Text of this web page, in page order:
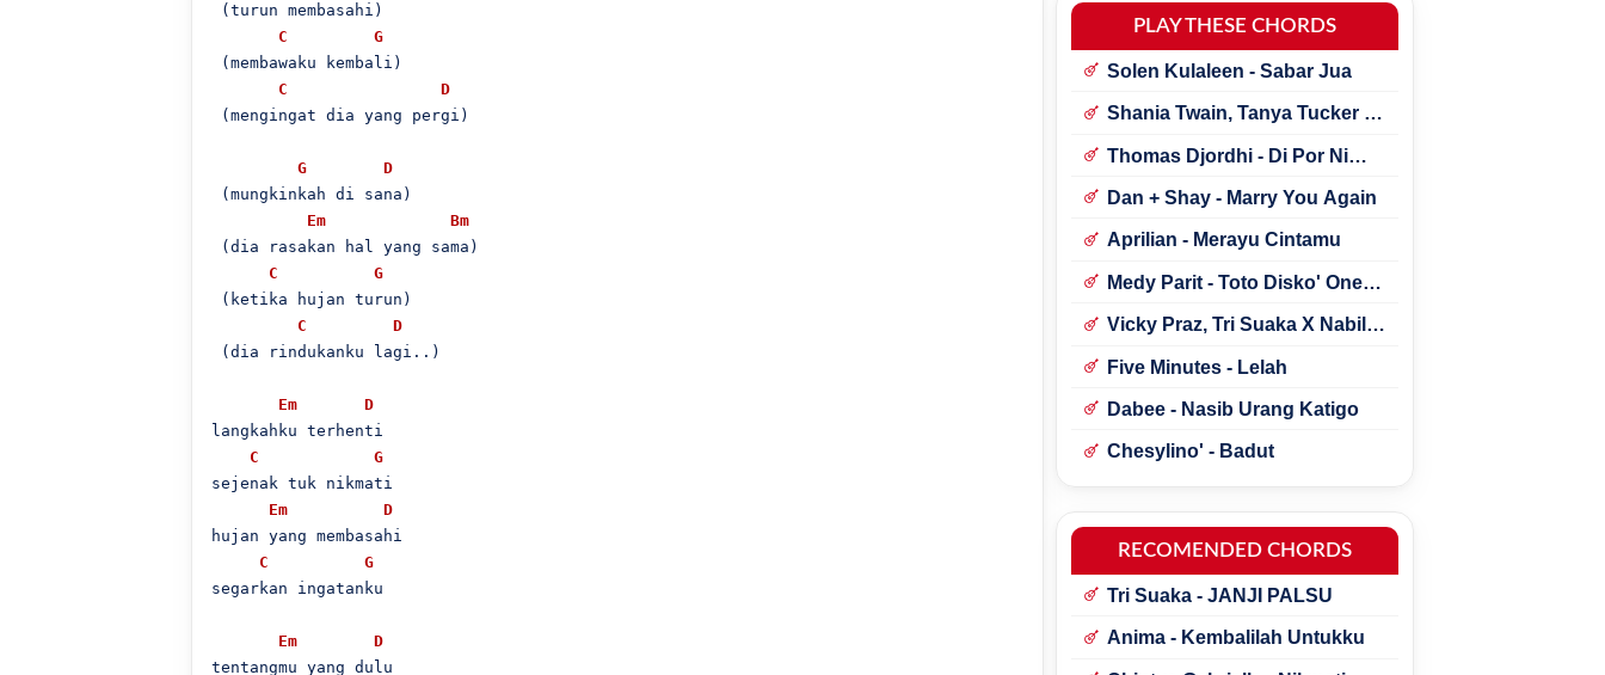
(turun membasahi)
C
G
(membawaku kembali)
C
D
(mengingat dia yang pergi)
G
D
(mungkinkah di sana)
Em
Bm
(dia rasakan hal yang sama)
C
G
(ketika hujan turun)
C
D
(dia rindukanku lagi..)
Em
D
langkahku terhenti
C
G
sejenak tuk nikmati
Em
D
hujan yang membasahi
C
G
segarkan ingatanku
Em
D
tentangmu yang dulu
PLAY THESE CHORDS
Solen Kulaleen - Sabar Jua
Shania Twain, Tanya Tucker -
Thomas Djordhi - Di Por Ni
Dan + Shay - Marry You Again
Aprilian - Merayu Cintamu
Medy Parit - Toto Disko' One
Vicky Praz, Tri Suaka X Nabila
Five Minutes - Lelah
Dabee - Nasib Urang Katigo
Chesylino' - Badut
RECOMENDED CHORDS
Tri Suaka - JANJI PALSU
Anima - Kembalilah Untukku